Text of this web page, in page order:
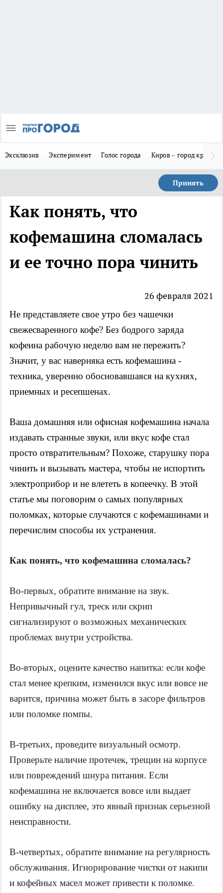
Эксклюзив Эксперимент Голос города Киров – город
Принять
Как понять, что
кофемашина сломалась
и ее точно пора чинить
26 февраля 2021
Не представляете свое утро без чашечки
свежесваренного кофе? Без бодрого заряда
кофеина рабочую неделю вам не пережить?
Значит, у вас наверняка есть кофемашина -
техника, уверенно обосновавшаяся на кухнях,
приемных и ресепшенах.
Ваша домашняя или офисная кофемашина начала
издавать странные звуки, или вкус кофе стал
просто отвратительным? Похоже, старушку пора
чинить и вызывать мастера, чтобы не испортить
электроприбор и не влететь в копеечку. В этой
статье мы поговорим о самых популярных
поломках, которые случаются с кофемашинами и
перечислим способы их устранения.
Как понять, что кофемашина сломалась?
Во-первых, обратите внимание на звук.
Непривычный гул, треск или скрип
сигнализируют о возможных механических
проблемах внутри устройства.
Во-вторых, оцените качество напитка: если кофе
стал менее крепким, изменился вкус или вовсе не
варится, причина может быть в засоре фильтров
или поломке помпы.
В-третьих, проведите визуальный осмотр.
Проверьте наличие протечек, трещин на корпусе
или повреждений шнура питания. Если
кофемашина не включается вовсе или выдает
ошибку на дисплее, это явный признак серьезной
неисправности.
В-четвертых, обратите внимание на регулярность
обслуживания. Игнорирование чистки от накипи
и кофейных масел может привести к поломке.